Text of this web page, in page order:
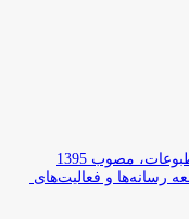
مصوب 1395
رسانه­‌ها و فعالیت‌­های